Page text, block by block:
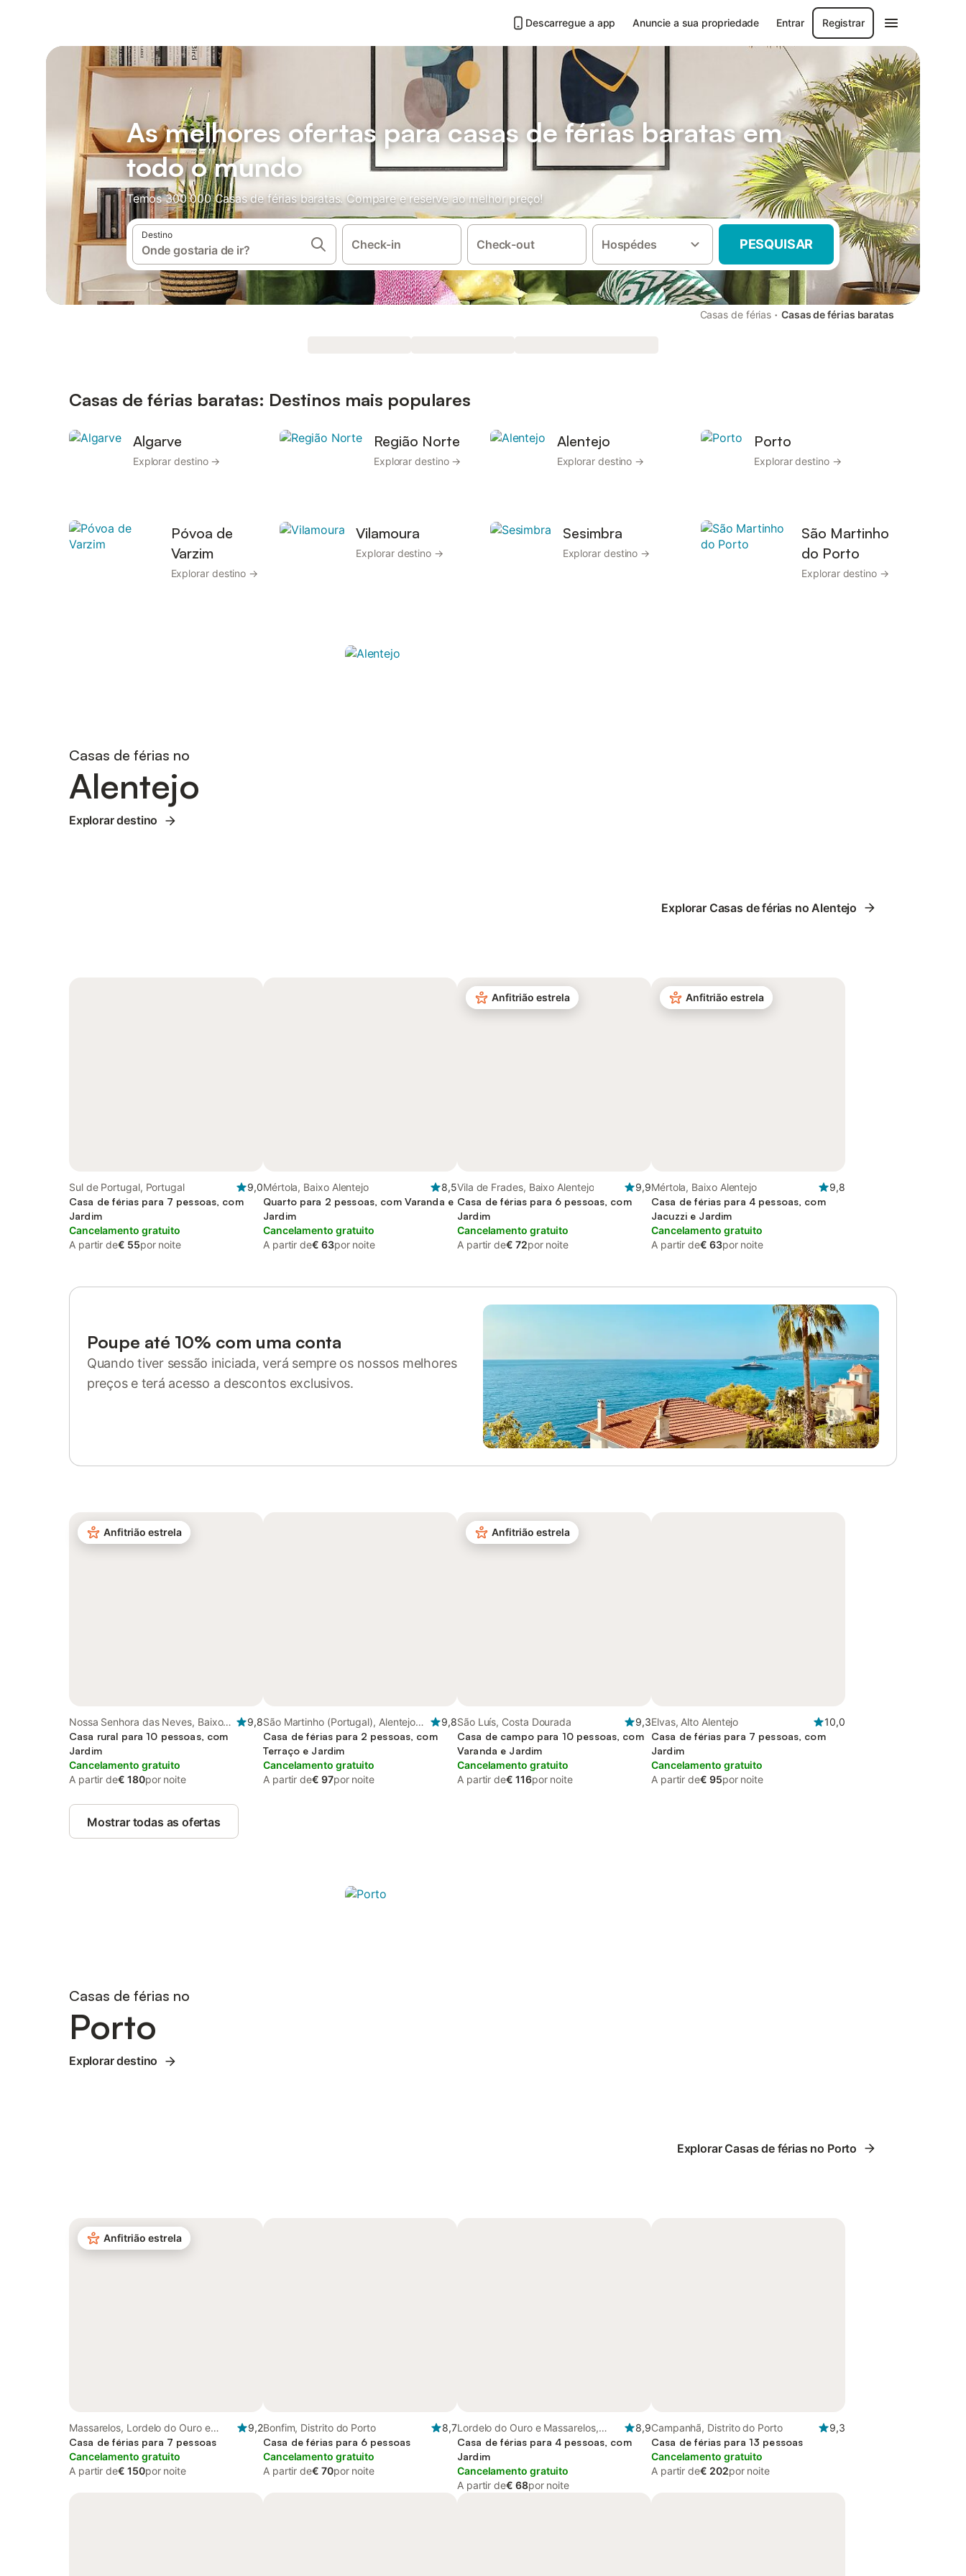
Descarregue a app Anuncie a sua propriedade Entrar Registrar
As melhores ofertas para casas de férias baratas em
todo o mundo
Temos 300 000 Casas de férias baratas. Compare e reserve ao melhor preço!
Destino
Check-in Check-out Hospédes PESQUISAR
Casas de férias · Casas de férias baratas
Casas de férias baratas: Destinos mais populares
Algarve
Explorar destino →
Região Norte
Explorar destino →
Alentejo
Explorar destino →
Porto
Explorar destino →
Póvoa de
Varzim
Explorar destino →
Vilamoura
Explorar destino →
Sesimbra
Explorar destino →
São Martinho
do Porto
Explorar destino →
Casas de férias no
Alentejo
Explorar destino
Explorar Casas de férias no Alentejo
Sul de Portugal, Portugal
9,0
Casa de férias para 7 pessoas, com
Jardim
Cancelamento gratuito
A partir de€ 55por noite
Mértola, Baixo Alentejo
8,5
Quarto para 2 pessoas, com Varanda e
Jardim
Cancelamento gratuito
A partir de€ 63por noite
Anfitrião estrela
Vila de Frades, Baixo Alentejo
9,9
Casa de férias para 6 pessoas, com
Jardim
Cancelamento gratuito
A partir de€ 72por noite
Anfitrião estrela
Mértola, Baixo Alentejo
9,8
Casa de férias para 4 pessoas, com
Jacuzzi e Jardim
Cancelamento gratuito
A partir de€ 63por noite
Poupe até 10% com uma conta
Quando tiver sessão iniciada, verá sempre os nossos melhores
preços e terá acesso a descontos exclusivos.
Anfitrião estrela
Nossa Senhora das Neves, Baixo
Alentejo
9,8
Casa rural para 10 pessoas, com
Jardim
Cancelamento gratuito
A partir de€ 180por noite
São Martinho (Portugal), Alentejo
Litoral
9,8
Casa de férias para 2 pessoas, com
Terraço e Jardim
Cancelamento gratuito
A partir de€ 97por noite
Anfitrião estrela
São Luís, Costa Dourada
9,3
Casa de campo para 10 pessoas, com
Varanda e Jardim
Cancelamento gratuito
A partir de€ 116por noite
Elvas, Alto Alentejo
10,0
Casa de férias para 7 pessoas, com
Jardim
Cancelamento gratuito
A partir de€ 95por noite
Mostrar todas as ofertas
Casas de férias no
Porto
Explorar destino
Explorar Casas de férias no Porto
Anfitrião estrela
Massarelos, Lordelo do Ouro e
Massarelos
9,2
Casa de férias para 7 pessoas
Cancelamento gratuito
A partir de€ 150por noite
Bonfim, Distrito do Porto
8,7
Casa de férias para 6 pessoas
Cancelamento gratuito
A partir de€ 70por noite
Lordelo do Ouro e Massarelos,
Distrito do Porto
8,9
Casa de férias para 4 pessoas, com
Jardim
Cancelamento gratuito
A partir de€ 68por noite
Campanhã, Distrito do Porto
9,3
Casa de férias para 13 pessoas
Cancelamento gratuito
A partir de€ 202por noite